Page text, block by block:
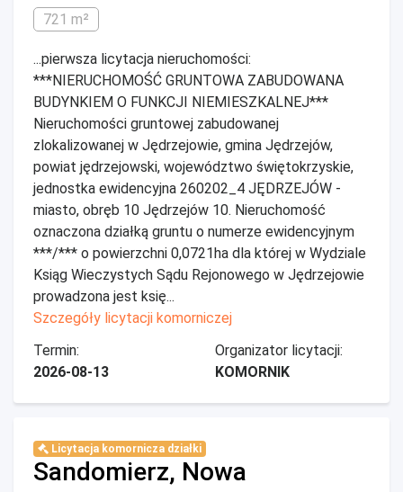
721 m²
...pierwsza licytacja nieruchomości:
***NIERUCHOMOŚĆ GRUNTOWA ZABUDOWANA
BUDYNKIEM O FUNKCJI NIEMIESZKALNEJ***
Nieruchomości gruntowej zabudowanej
zlokalizowanej w Jędrzejowie, gmina Jędrzejów,
powiat jędrzejowski, województwo świętokrzyskie,
jednostka ewidencyjna 260202_4 JĘDRZEJÓW -
miasto, obręb 10 Jędrzejów 10. Nieruchomość
oznaczona działką gruntu o numerze ewidencyjnym
***/*** o powierzchni 0,0721ha dla której w Wydziale
Ksiąg Wieczystych Sądu Rejonowego w Jędrzejowie
prowadzona jest księ...
Szczegóły licytacji komorniczej
Termin:
2026-08-13
Organizator licytacji:
KOMORNIK
Licytacja komornicza działki
Sandomierz, Nowa